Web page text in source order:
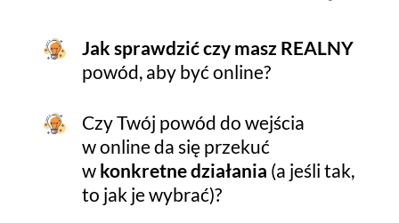
Jak sprawdzić czy masz REALNY
powód, aby być online?
Czy Twój powód do wejścia
w online da się przekuć
w konkretne działania (a jeśli tak,
to jak je wybrać)?